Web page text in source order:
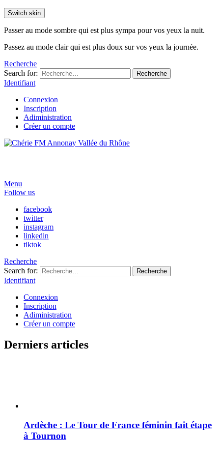
Switch skin
Passer au mode sombre qui est plus sympa pour vos yeux la nuit.
Passez au mode clair qui est plus doux sur vos yeux la journée.
Recherche
Search for:
Recherche
Identifiant
Connexion
Inscription
Adiministration
Créer un compte
Menu
Follow us
facebook
twitter
instagram
linkedin
tiktok
Recherche
Search for:
Recherche
Identifiant
Connexion
Inscription
Adiministration
Créer un compte
Derniers articles
Ardèche : Le Tour de France féminin fait étape
à Tournon